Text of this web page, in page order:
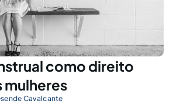
como direito
mulheres
Cavalcante